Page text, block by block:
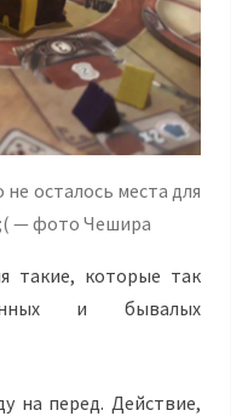
осталось места для
— фото Чешира
такие, которые так
и бывалых
на перед. Действие,